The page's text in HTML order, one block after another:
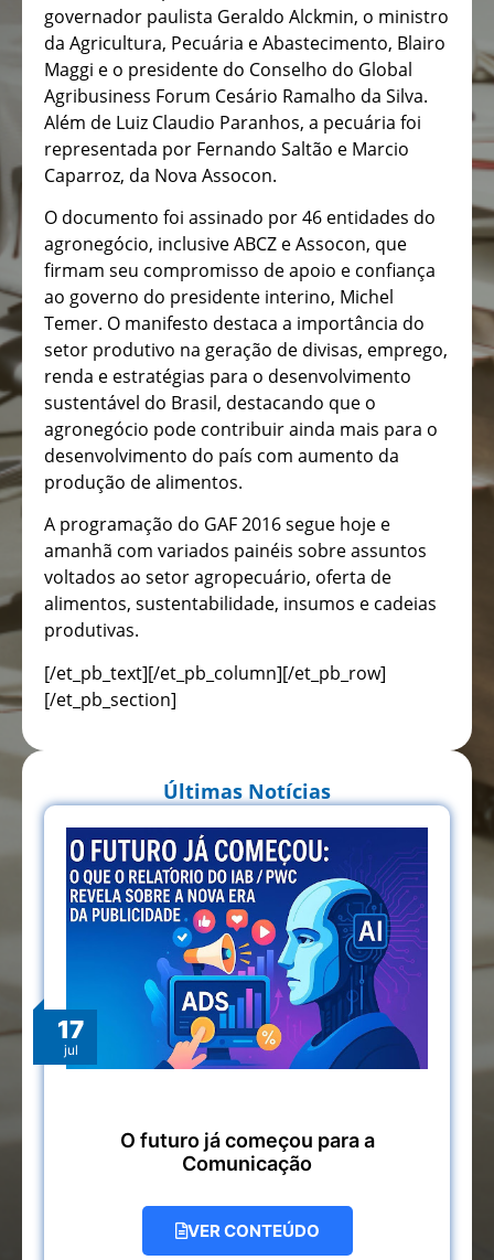
governador paulista Geraldo Alckmin, o ministro
da Agricultura, Pecuária e Abastecimento, Blairo
Maggi e o presidente do Conselho do Global
Agribusiness Forum Cesário Ramalho da Silva.
Além de Luiz Claudio Paranhos, a pecuária foi
representada por Fernando Saltão e Marcio
Caparroz, da Nova Assocon.
O documento foi assinado por 46 entidades do
agronegócio, inclusive ABCZ e Assocon, que
firmam seu compromisso de apoio e confiança
ao governo do presidente interino, Michel
Temer. O manifesto destaca a importância do
setor produtivo na geração de divisas, emprego,
renda e estratégias para o desenvolvimento
sustentável do Brasil, destacando que o
agronegócio pode contribuir ainda mais para o
desenvolvimento do país com aumento da
produção de alimentos.
A programação do GAF 2016 segue hoje e
amanhã com variados painéis sobre assuntos
voltados ao setor agropecuário, oferta de
alimentos, sustentabilidade, insumos e cadeias
produtivas.
[/et_pb_text][/et_pb_column][/et_pb_row]
[/et_pb_section]
Últimas Notícias
17
jul
O futuro já começou para a
Comunicação
VER CONTEÚDO